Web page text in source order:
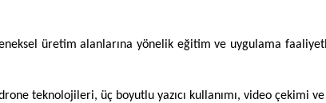
üretim alanlarına yönelik eğitim ve uygulama
teknolojileri, üç boyutlu yazıcı kullanımı, video